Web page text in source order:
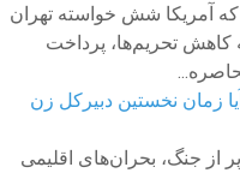
که آمریکا شش خواسته تهران
کاهش تحریم‌ها، پرداخت
زمان نخستین دبیرکل زن
از جنگ، بحران‌های اقلیمی